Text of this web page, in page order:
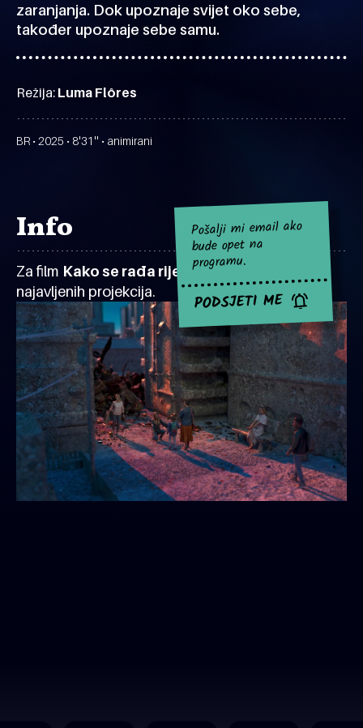
zaranjanja. Dok upoznaje svijet oko sebe,
također upoznaje sebe samu.
Režija: Luma Flôres
BR • 2025 • 8'31'' • animirani
Info
Za film Kako se rađa rijekaza sad nema
najavljenih projekcija.
Pošalji mi email ako
bude opet na
programu.
PODSJETI ME